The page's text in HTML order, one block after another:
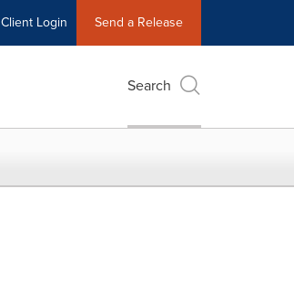
Client Login Send a Release
Search